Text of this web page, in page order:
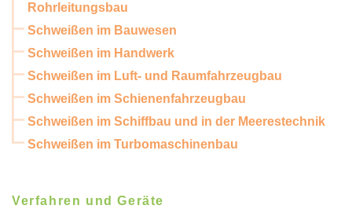
Rohrleitungsbau
Schweißen im Bauwesen
Schweißen im Handwerk
Schweißen im Luft- und Raumfahrzeugbau
Schweißen im Schienenfahrzeugbau
Schweißen im Schiffbau und in der Meerestechnik
Schweißen im Turbomaschinenbau
Verfahren und Geräte